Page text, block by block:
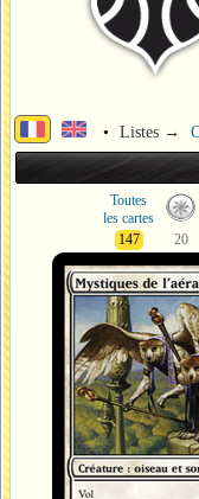
• Listes →
Toutes
les cartes
147
20
Mystiques de l'aérain